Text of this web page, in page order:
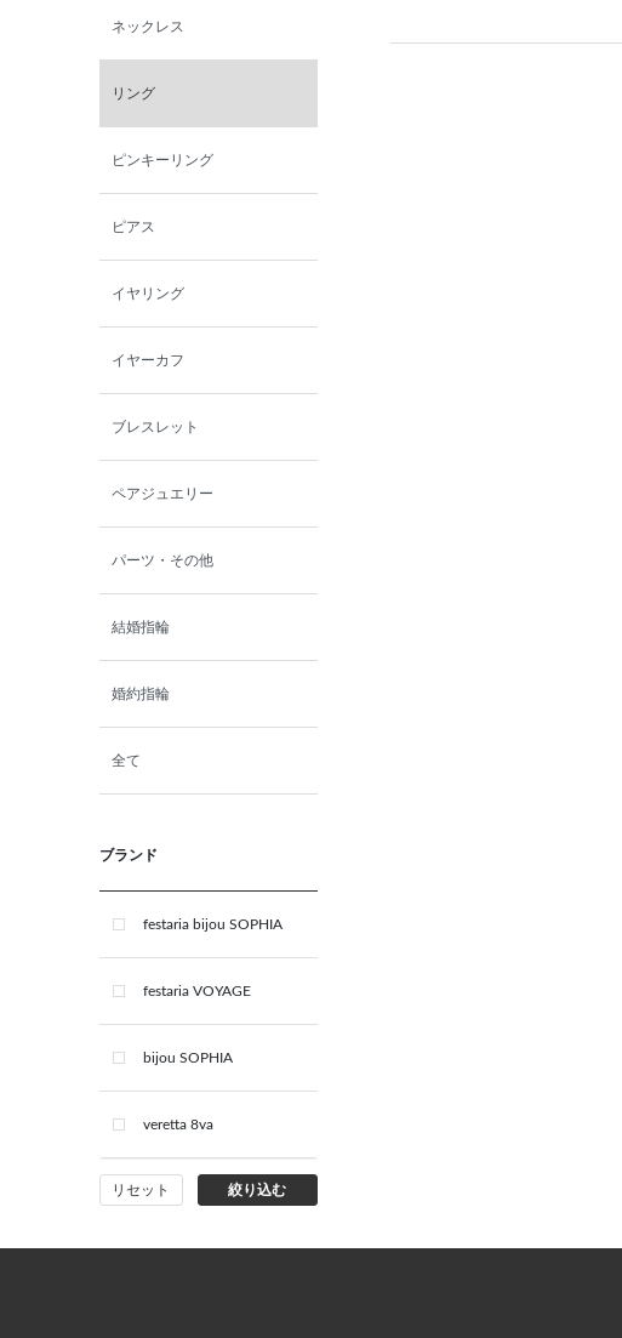
ネックレス
リング
ピンキーリング
ピアス
イヤリング
イヤーカフ
ブレスレット
ペアジュエリー
パーツ・その他
結婚指輪
婚約指輪
全て
ブランド
festaria bijou SOPHIA
festaria VOYAGE
bijou SOPHIA
veretta 8va
リセット 絞り込む